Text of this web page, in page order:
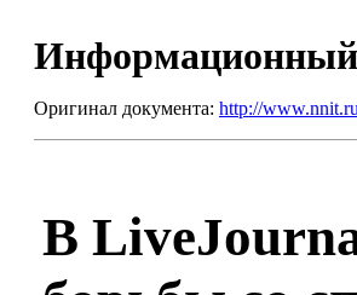
Оригинал документа: http://
В